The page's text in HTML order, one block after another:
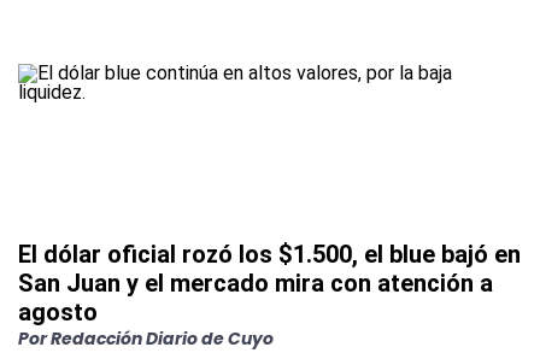
El dólar oficial rozó los $1.500, el blue bajó en
San Juan y el mercado mira con atención a
agosto
PorRedacción Diario de Cuyo